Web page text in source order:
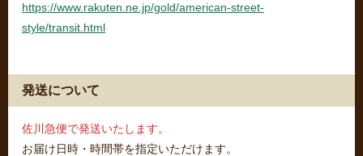
https://www.rakuten.ne.jp/gold/american-street-
style/transit.html
発送について
佐川急便で発送いたします。
お届け日時・時間帯を指定いただけます。